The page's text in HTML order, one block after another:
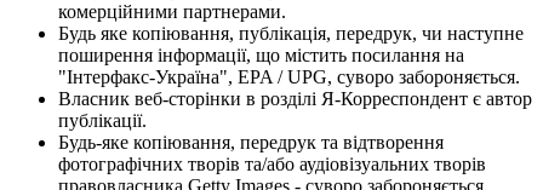
комерційними партнерами.
Будь яке копіювання, публікація, передрук, чи наступне
поширення інформації, що містить посилання на
"Інтерфакс-Україна", EPA / UPG, суворо забороняється.
Власник веб-сторінки в розділі Я-Корреспондент є автор
публікації.
Будь-яке копіювання, передрук та відтворення
фотографічних творів та/або аудіовізуальних творів